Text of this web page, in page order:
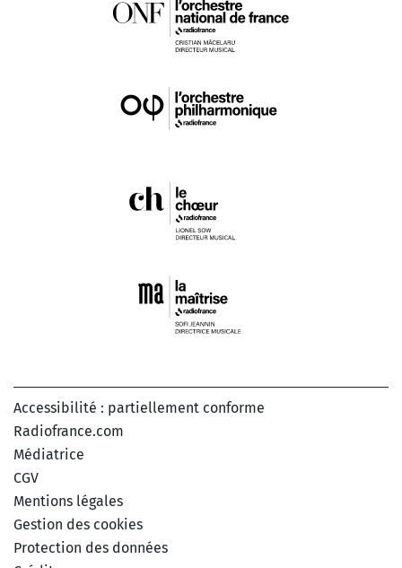
Accessibilité : partiellement conforme
Radiofrance.com
Médiatrice
CGV
Mentions légales
Gestion des cookies
Protection des données